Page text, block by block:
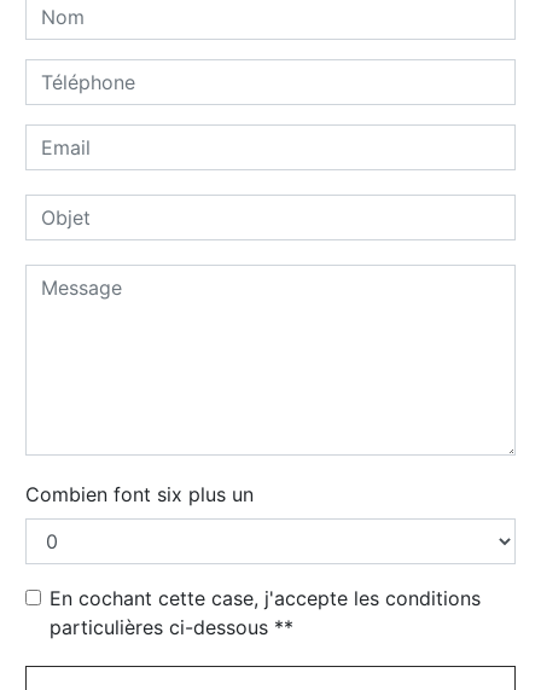
Combien font six plus un
En cochant cette case, j'accepte les conditions
particulières ci-dessous **